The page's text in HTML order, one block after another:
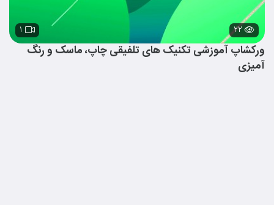
۲۲ ۱
ورکشاپ آموزشی تکنیک های تلفیقی چاپ، ماسک و رنگ
آمیزی